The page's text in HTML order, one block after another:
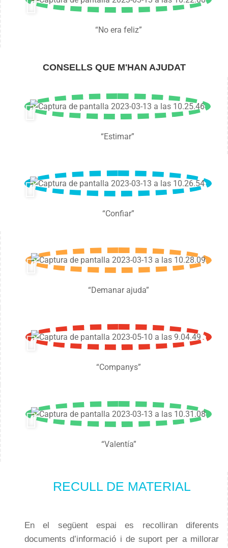
“No era feliz”
CONSELLS QUE M'HAN AJUDAT
“Estimar”
“Confiar”
“Demanar ajuda”
“Companys”
“Valentía”
RECULL DE MATERIAL
En el següent espai es recolliran diferents
documents d’informació i de suport per a millorar